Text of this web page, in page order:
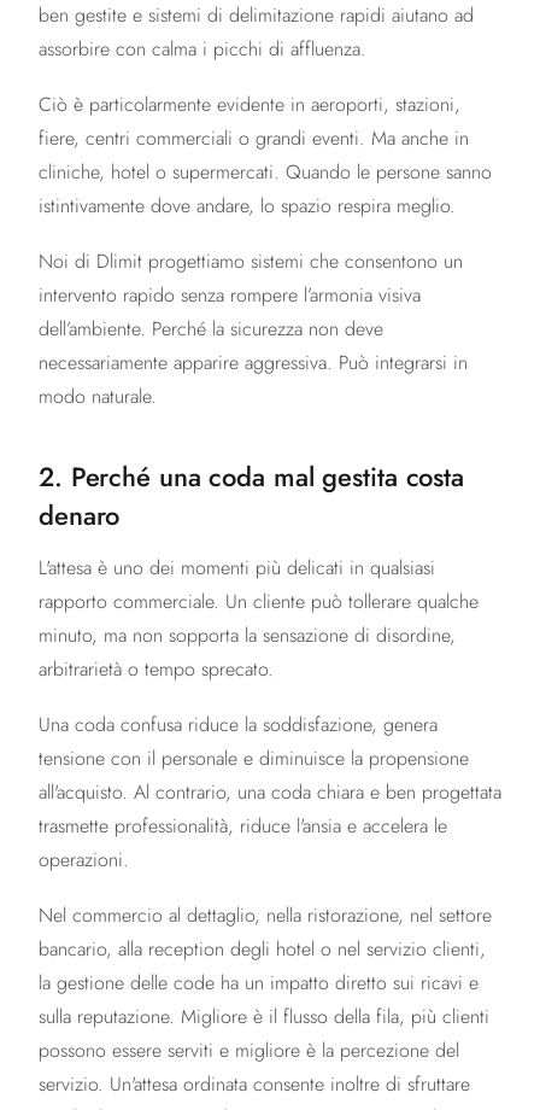
ben gestite e sistemi di delimitazione rapidi aiutano ad
assorbire con calma i picchi di affluenza.
Ciò è particolarmente evidente in aeroporti, stazioni,
fiere, centri commerciali o grandi eventi. Ma anche in
cliniche, hotel o supermercati. Quando le persone sanno
istintivamente dove andare, lo spazio respira meglio.
Noi di Dlimit progettiamo sistemi che consentono un
intervento rapido senza rompere l’armonia visiva
dell’ambiente. Perché la sicurezza non deve
necessariamente apparire aggressiva. Può integrarsi in
modo naturale.
2. Perché una coda mal gestita costa
denaro
L'attesa è uno dei momenti più delicati in qualsiasi
rapporto commerciale. Un cliente può tollerare qualche
minuto, ma non sopporta la sensazione di disordine,
arbitrarietà o tempo sprecato.
Una coda confusa riduce la soddisfazione, genera
tensione con il personale e diminuisce la propensione
all'acquisto. Al contrario, una coda chiara e ben progettata
trasmette professionalità, riduce l'ansia e accelera le
operazioni.
Nel commercio al dettaglio, nella ristorazione, nel settore
bancario, alla reception degli hotel o nel servizio clienti,
la gestione delle code ha un impatto diretto sui ricavi e
sulla reputazione. Migliore è il flusso della fila, più clienti
possono essere serviti e migliore è la percezione del
servizio. Un'attesa ordinata consente inoltre di sfruttare